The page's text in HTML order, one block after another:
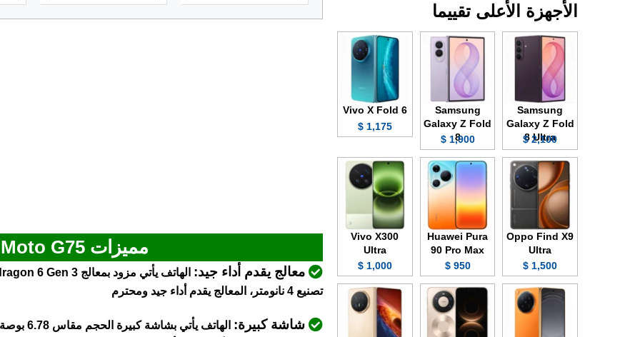
مميزات Motorola Moto G75
معالج يقدم أداء جيد:
تصنيع 4 نانومتر، المعالج يقدم أداء جيد ومحترم
شاشة كبيرة:
الهاتف
الأجهزة الأعلى تقييما
Samsung
Galaxy Z Fold
8 Ultra
2,100 $
Samsung
Galaxy Z Fold
8
1,900 $
Vivo X Fold 6
1,175 $
Oppo Find X9
Ultra
1,500 $
Huawei Pura
90 Pro Max
950 $
Vivo X300
Ultra
1,000 $